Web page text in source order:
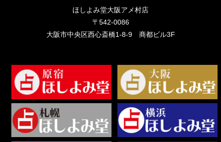
ほしよみ堂大阪アメ村店
〒542-0086
大阪市中央区西心斎橋1-8-9 商都ビル3F